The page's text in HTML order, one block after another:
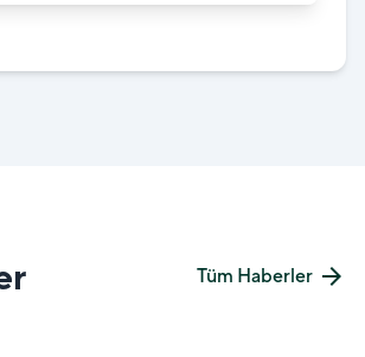
Tüm Haberler arrow_forward